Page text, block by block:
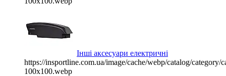
Інші аксесуари електричні
https://insportline.com.ua/image/cache/webp/catalog/category/
100x100.webp